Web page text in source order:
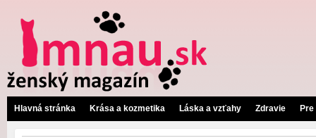
Hlavná stránka Krása a kozmetika Láska a vzťahy Zdravie